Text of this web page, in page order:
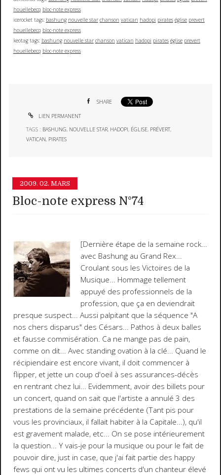
houellebecq bloc-note express
icerocket tags: bashung nouvelle star chanson vatican hadopi pirates église prevert
houellebecq bloc-note express
keotag tags: bashung nouvelle star chanson vatican hadopi pirates église prevert
houellebecq bloc-note express
SHARE
LIEN PERMANENT
TAGS : BASHUNG, NOUVELLE STAR, HADOPI, ÉGLISE, PRÉVERT,
VATICAN, PIRATES
2009. 02. MARS
Bloc-note express N°74
[Dernière étape de la semaine rock...
avec Bashung au Grand Rex...
Croulant sous lesVictoires de la
Musique... Hommage tellement
appuyé des professionnels de la
profession, que ça en deviendrait
presque suspect... Aussi palpitant que la séquence "A
nos chers disparus" des Césars... Pathos à deux balles
et fausse commisération. Ca ne mange pas de pain,
comme on dit... Avec standing ovation à la clé... Quand le
récipiendaire est encore vivant, il doit commencer à
flipper, et jette un coup d'oeil à ses assurances-décès
en rentrant chez lui... Evidemment, avoir des billets pour
un concert, quand on sait que l'artiste a annulé 3 des
prestations de la semaine précédente (Tant pis pour
vous les provinciaux, il fallait habiter à la Capitale...), qu'il
est gravement malade, etc... On se pose intérieurement
la question... Y vais-je pour la musique ou pour le fait de
pouvoir dire, just in case, que j'ai fait partie des happy
fews qui ont vu les ultimes concerts d'un chanteur élevé